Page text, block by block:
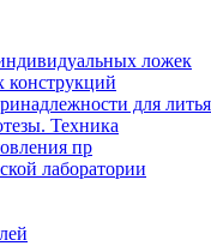
ложек
конструкций
для литья
Техника
пр
лаборатории